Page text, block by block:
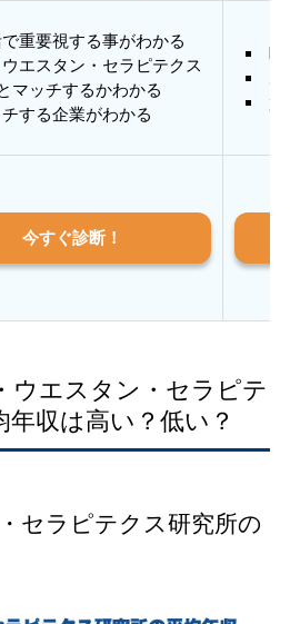
重要視する事がわかる
エスタン・セラピテクス
マッチするかわかる
する企業がわかる
質
今すぐ診断！
ウエスタン・セラピテ
収は高い？低い？
セラピテクス研究所の